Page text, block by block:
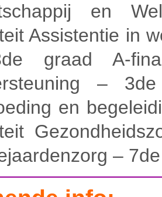
en
Assistentie in
graad A-
–
en
–